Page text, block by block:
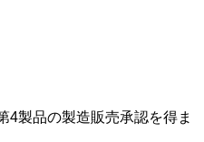
4製品の製造販売承認を得ま